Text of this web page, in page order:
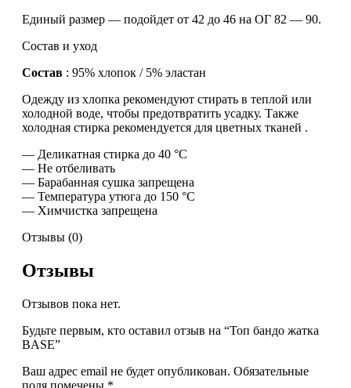
Единый размер — подойдет от 42 до 46 на ОГ 82 — 90.
Состав и уход
Состав : 95% хлопок / 5% эластан
Одежду из хлопка рекомендуют стирать в теплой или
холодной воде, чтобы предотвратить усадку. Также
холодная стирка рекомендуется для цветных тканей .
— Деликатная стирка до 40 °C
— Не отбеливать
— Барабанная сушка запрещена
— Температура утюга до 150 °C
— Химчистка запрещена
Отзывы (0)
Отзывы
Отзывов пока нет.
Будьте первым, кто оставил отзыв на “Топ бандо жатка
BASE”
Ваш адрес email не будет опубликован. Обязательные
поля помечены *